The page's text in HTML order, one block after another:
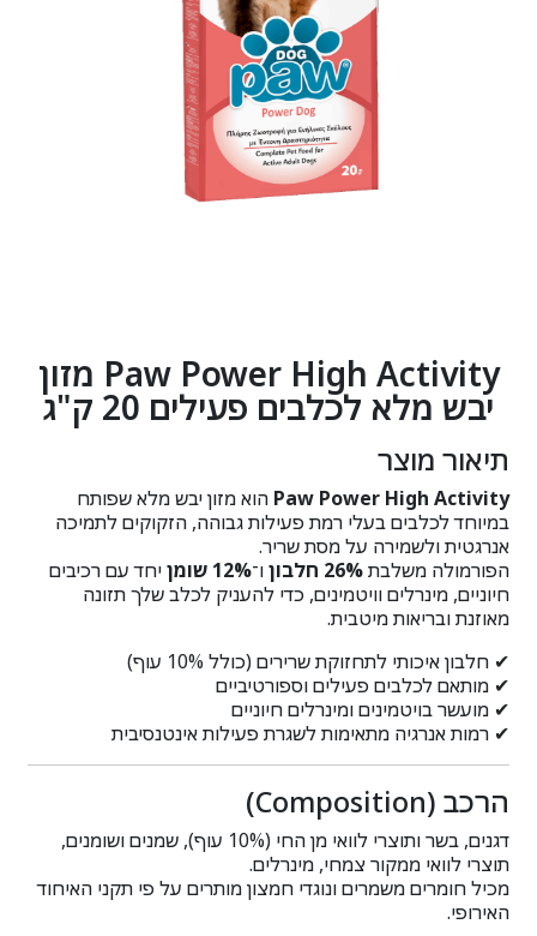
Paw Power High Activity מזון
יבש מלא לכלבים פעילים 20 ק"ג
תיאור מוצר
Paw Power High Activity הוא מזון יבש מלא שפותח
במיוחד לכלבים בעלי רמת פעילות גבוהה, הזקוקים לתמיכה
אנרגטית ולשמירה על מסת שריר.
הפורמולה משלבת26% חלבון ו־12% שומן
יחד עם רכיבים
חיוניים, מינרלים וויטמינים, כדי להעניק לכלב שלך תזונה
מאוזנת ובריאות מיטבית.
✔ חלבון איכותי לתחזוקת שרירים (כולל 10% עוף)
✔ מותאם לכלבים פעילים וספורטיביים
✔ מועשר בויטמינים ומינרלים חיוניים
✔ רמות אנרגיה מתאימות לשגרת פעילות אינטנסיבית
הרכב (Composition)
דגנים, בשר ותוצרי לוואי מן החי (10% עוף), שמנים ושומנים,
תוצרי לוואי ממקור צמחי, מינרלים.
מכיל חומרים משמרים ונוגדי חמצון מותרים על פי תקני האיחוד
האירופי.